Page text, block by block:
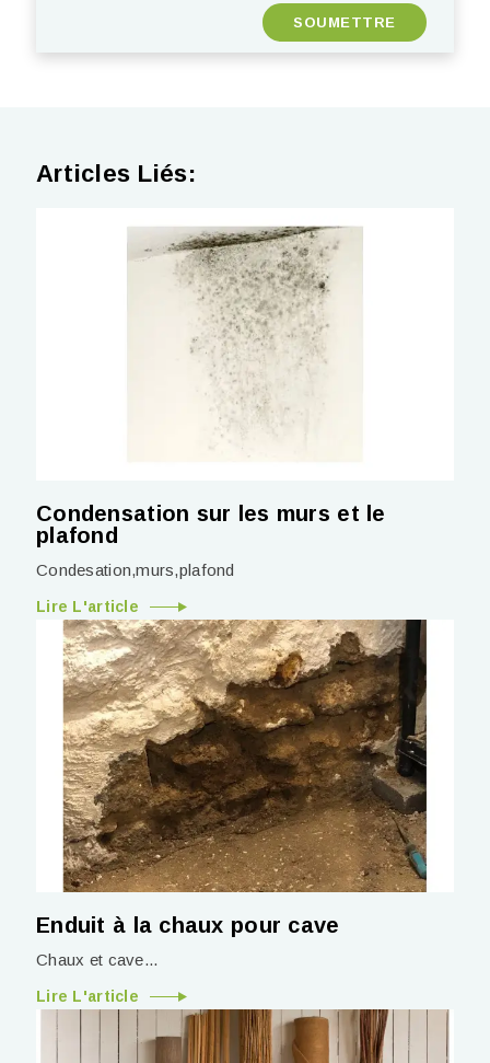
Articles Liés:
Condensation sur les murs et le
plafond
Condesation,murs,plafond
Lire L'article
Enduit à la chaux pour cave
Chaux et cave...
Lire L'article